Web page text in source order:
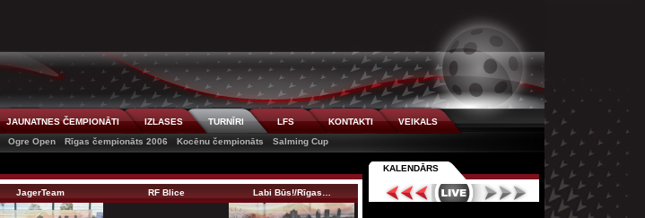
JAUNATNES ČEMPIONĀTI IZLASES TURNĪRI LFS KONTAKTI
VEIKALS
Ogre Open Rīgas čempionāts 2006 Kocēnu čempionāts Salming Cup
JagerTeam RF Blice Labi Būs!/Rīgas… Božkov internati… TeamJager
KALENDĀRS